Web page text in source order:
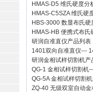
HMAS-D5 维氏硬度分
HMAS-C5SZA 维氏硬
HBS-3000 数显布氏硬
HMAS-HB 便携式布氏
研润自准直仪产品列表
1401双向自准直仪---
研润金相试样切割机产
QG-1 金相试样切割机
QG-5A 金相试样切割机
ZQ-40 无级双室自动金